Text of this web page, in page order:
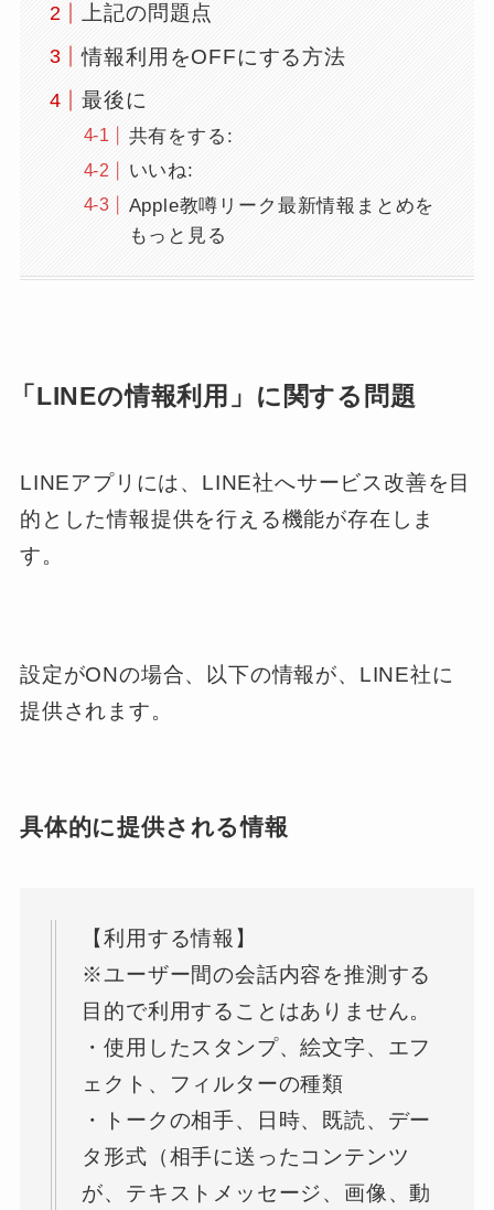
上記の問題点
情報利用をOFFにする方法
最後に
共有をする:
いいね:
Apple教噂リーク最新情報まとめを
もっと見る
「LINEの情報利用」に関する問題
LINEアプリには、LINE社へサービス改善を目
的とした情報提供を行える機能が存在しま
す。
設定がONの場合、以下の情報が、LINE社に
提供されます。
具体的に提供される情報
【利用する情報】
※ユーザー間の会話内容を推測する
目的で利用することはありません。
・使用したスタンプ、絵文字、エフ
ェクト、フィルターの種類
・トークの相手、日時、既読、デー
タ形式（相手に送ったコンテンツ
が、テキストメッセージ、画像、動